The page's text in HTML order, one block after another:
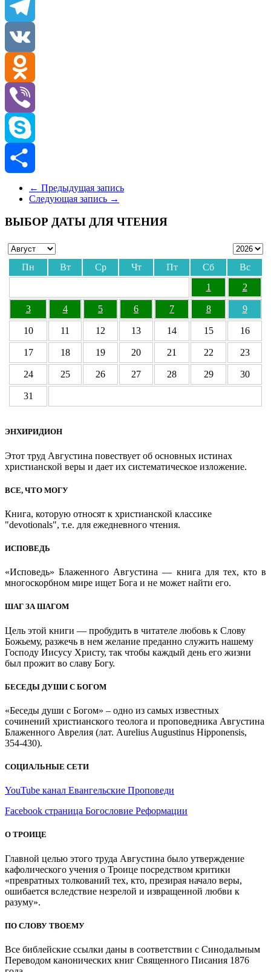
Email
Telegram
VK
Odnoklassniki
Viber
Skype
Отправить
← Предыдущая запись
Следующая запись →
ВЫБОР ДАТЫ ДЛЯ ЧТЕНИЯ
Пн Вт Ср Чт Пт Сб
Вс
1
2
3 4 5 6 7 8 9
10 11 12 13 14 15 16
17 18 19 20 21 22 23
24 25 26 27 28 29 30
31
ЭНХИРИДИОН
Этот труд Августина повествует об основных истинах
христианской веры и дает их систематическое изложение.
ВСЕ, ЧТО МОГУ
Книга, которую относят к христианской классике
"devotionals", т.е. для ежедневного чтения.
ИСПОВЕДЬ
«Исповедь» Блаженного Августина — книга для тех, кто в
многоскорбном мире ищет Бога и не может найти его.
ШАГ ЗА ШАГОМ
Цель этой книги — пробудить в читателе любовь к Слову
Божьему, разжечь в нем желание преданно служить нашему
Господу Иисусу Христу, так чтобы каждый день его жизни
был прожит во славу Богу.
БЕСЕДЫ ДУШИ С БОГОМ
«Беседы души с Богом» – одно из самых известных
сочинений христианского теолога и проповедника Августина
Блаженного Аврелия (лат. Aurelius Augustinus Hipponensis,
354-430).
СОЦИАЛЬНЫЕ СЕТИ
YouTube канал Евангельские Проповеди
Facebook страница Богословие Реформации
О ТРОИЦЕ
Главной целью этого труда Августина было утверждение
кафолического учения о Троице посредством критики
«превратных толкований тех, кто, презирая начало веры,
ошибается вследствие незрелой и извращенной любви к
разуму».
ПО СЛОВУ ТВОЕМУ
Все библейские ссылки даны в соответствии с Синодальным
Переводом канонических книг Священного Писания 1876